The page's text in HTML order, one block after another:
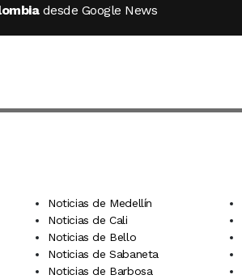
desde Google News
Noticias de Medellín
Noticias de Cali
Noticias de Bello
Noticias de Sabaneta
Noticias de Barbosa